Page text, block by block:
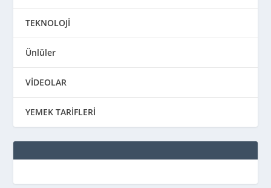
TEKNOLOJİ
Ünlüler
VİDEOLAR
YEMEK TARİFLERİ